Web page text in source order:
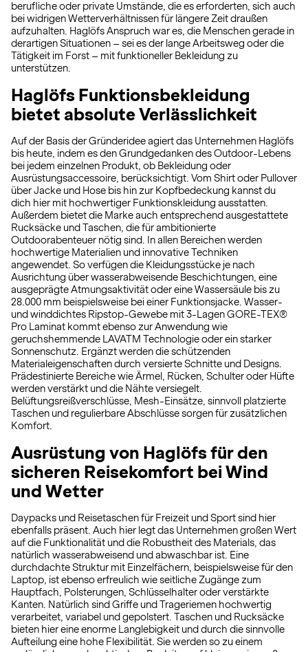
berufliche oder private Umstände, die es erforderten, sich auch
bei widrigen Wetterverhältnissen für längere Zeit draußen
aufzuhalten. Haglöfs Anspruch war es, die Menschen gerade in
derartigen Situationen – sei es der lange Arbeitsweg oder die
Tätigkeit im Forst – mit funktioneller Bekleidung zu
unterstützen.
Haglöfs Funktionsbekleidung
bietet absolute Verlässlichkeit
Auf der Basis der Gründeridee agiert das Unternehmen Haglöfs
bis heute, indem es den Grundgedanken des Outdoor-Lebens
bei jedem einzelnen Produkt, ob Bekleidung oder
Ausrüstungsaccessoire, berücksichtigt. Vom Shirt oder Pullover
über Jacke und Hose bis hin zur Kopfbedeckung kannst du
dich hier mit hochwertiger Funktionskleidung ausstatten.
Außerdem bietet die Marke auch entsprechend ausgestattete
Rucksäcke und Taschen, die für ambitionierte
Outdoorabenteuer nötig sind. In allen Bereichen werden
hochwertige Materialien und innovative Techniken
angewendet. So verfügen die Kleidungsstücke je nach
Ausrichtung über wasserabweisende Beschichtungen, eine
ausgeprägte Atmungsaktivität oder eine Wassersäule bis zu
28.000 mm beispielsweise bei einer Funktionsjacke. Wasser-
und winddichtes Ripstop-Gewebe mit 3-Lagen GORE-TEX®
Pro Laminat kommt ebenso zur Anwendung wie
geruchshemmende LAVATM Technologie oder ein starker
Sonnenschutz. Ergänzt werden die schützenden
Materialeigenschaften durch versierte Schnitte und Designs.
Prädestinierte Bereiche wie Ärmel, Rücken, Schulter oder Hüfte
werden verstärkt und die Nähte versiegelt.
Belüftungsreißverschlüsse, Mesh-Einsätze, sinnvoll platzierte
Taschen und regulierbare Abschlüsse sorgen für zusätzlichen
Komfort.
Ausrüstung von Haglöfs für den
sicheren Reisekomfort bei Wind
und Wetter
Daypacks und Reisetaschen für Freizeit und Sport sind hier
ebenfalls präsent. Auch hier legt das Unternehmen großen Wert
auf die Funktionalität und die Robustheit des Materials, das
natürlich wasserabweisend und abwaschbar ist. Eine
durchdachte Struktur mit Einzelfächern, beispielsweise für den
Laptop, ist ebenso erfreulich wie seitliche Zugänge zum
Hauptfach, Polsterungen, Schlüsselhalter oder verstärkte
Kanten. Natürlich sind Griffe und Trageriemen hochwertig
verarbeitet, variabel und gepolstert. Taschen und Rucksäcke
bieten hier eine enorme Langlebigkeit und durch die sinnvolle
Aufteilung eine hohe Flexibilität. Sie werden so zu einem